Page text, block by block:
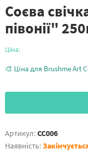
Соєва
півонії"
Ціна:
🎨 Ціна для Brushme Art
Артикул: CC006
Наявність: